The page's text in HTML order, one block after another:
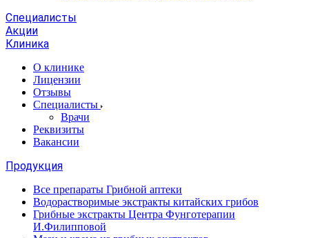
Специалисты
Акции
Клиника
О клинике
Лицензии
Отзывы
Специалисты
Врачи
Реквизиты
Вакансии
Продукция
Все препараты Грибной аптеки
Водорастворимые экстракты китайских грибов
Грибные экстракты Центра Фунготерапии
И.Филипповой